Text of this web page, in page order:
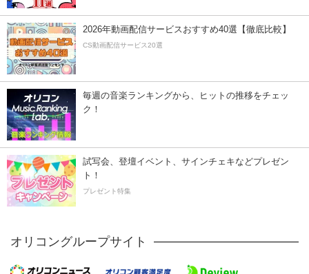
2026年動画配信サービスおすすめ40選【徹底比較】
CS動画配信サービス20選
毎週の音楽ランキングから、ヒットの推移をチェッ
ク！
試写会、登壇イベント、サインチェキなどプレゼン
ト！
プレゼント特集
オリコングループサイト